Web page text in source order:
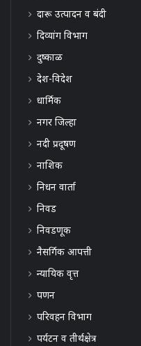
दारू उत्पादन व बंदी
दिव्यांग विभाग
दुष्काळ
देश-विदेश
धार्मिक
नगर जिल्हा
नदी प्रदूषण
नाशिक
निधन वार्ता
निवड
निवडणूक
नैसर्गिक आपत्ती
न्यायिक वृत्त
पणन
परिवहन विभाग
पर्यटन व तीर्थक्षेत्र